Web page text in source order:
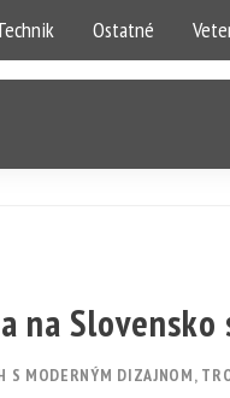
Ostatné
na
S MODERNÝM DIZAJNOM,